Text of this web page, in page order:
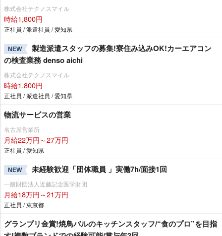
株式会社テクノスマイル
時給1,800円
正社員 / 派遣社員 / 愛知県
NEW
製造派遣スタッフの募集!寮住み込みOK!カーエアコン
の検査業務 denso aichi
株式会社テクノスマイル
時給1,800円
正社員 / 派遣社員 / 愛知県
物流サービスの営業
名古屋営業所
月給22万円～27万円
正社員 / 愛知県
NEW 未経験歓迎「団体職員 」実働7h/面接1回
一般財団法人近藤記念医学財団
月給18万円～21万円
正社員 / 東京都
グランプリ金賞!焼鳥バルのキッチンスタッフ/“食のプロ”を目指